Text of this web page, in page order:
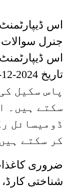
اس
جنرل سوالات
اس
تاریخ 2024-12-13
پاس سکیل
سکتے ہیں۔
ڈومیسائل
کر سکتے
ضروری
شناختی